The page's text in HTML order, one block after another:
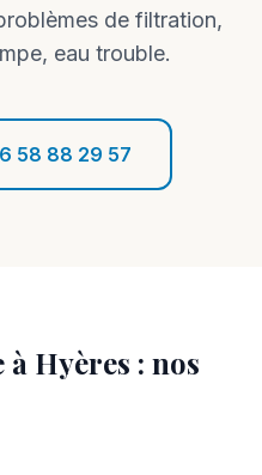
de filtration,
eau trouble.
58 88 29 57
à Hyères : nos